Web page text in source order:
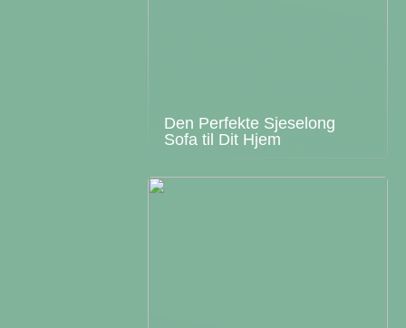
Den Perfekte Sjeselong
Sofa til Dit Hjem